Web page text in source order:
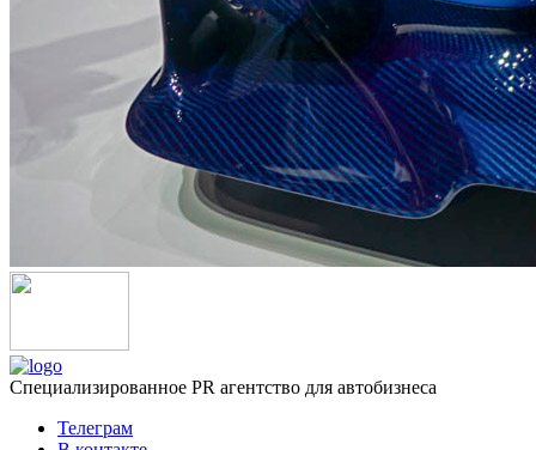
Специализированное PR агентство для автобизнеса
Телеграм